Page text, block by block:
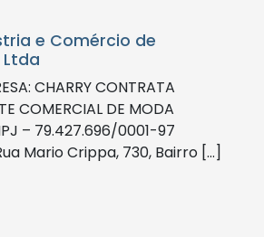
e Comércio de
CHARRY CONTRATA
COMERCIAL DE MODA
– 79.427.696/0001-97
Mario Crippa, 730, Bairro […]